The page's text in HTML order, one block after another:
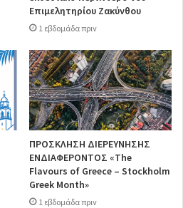
Επιμελητηρίου Ζακύνθου
1 εβδομάδα πριν
ΠΡΟΣΚΛΗΣΗ ΔΙΕΡΕΥΝΗΣΗΣ
ΕΝΔΙΑΦΕΡΟΝΤΟΣ «The
Flavours of Greece – Stockholm
Greek Month»
1 εβδομάδα πριν